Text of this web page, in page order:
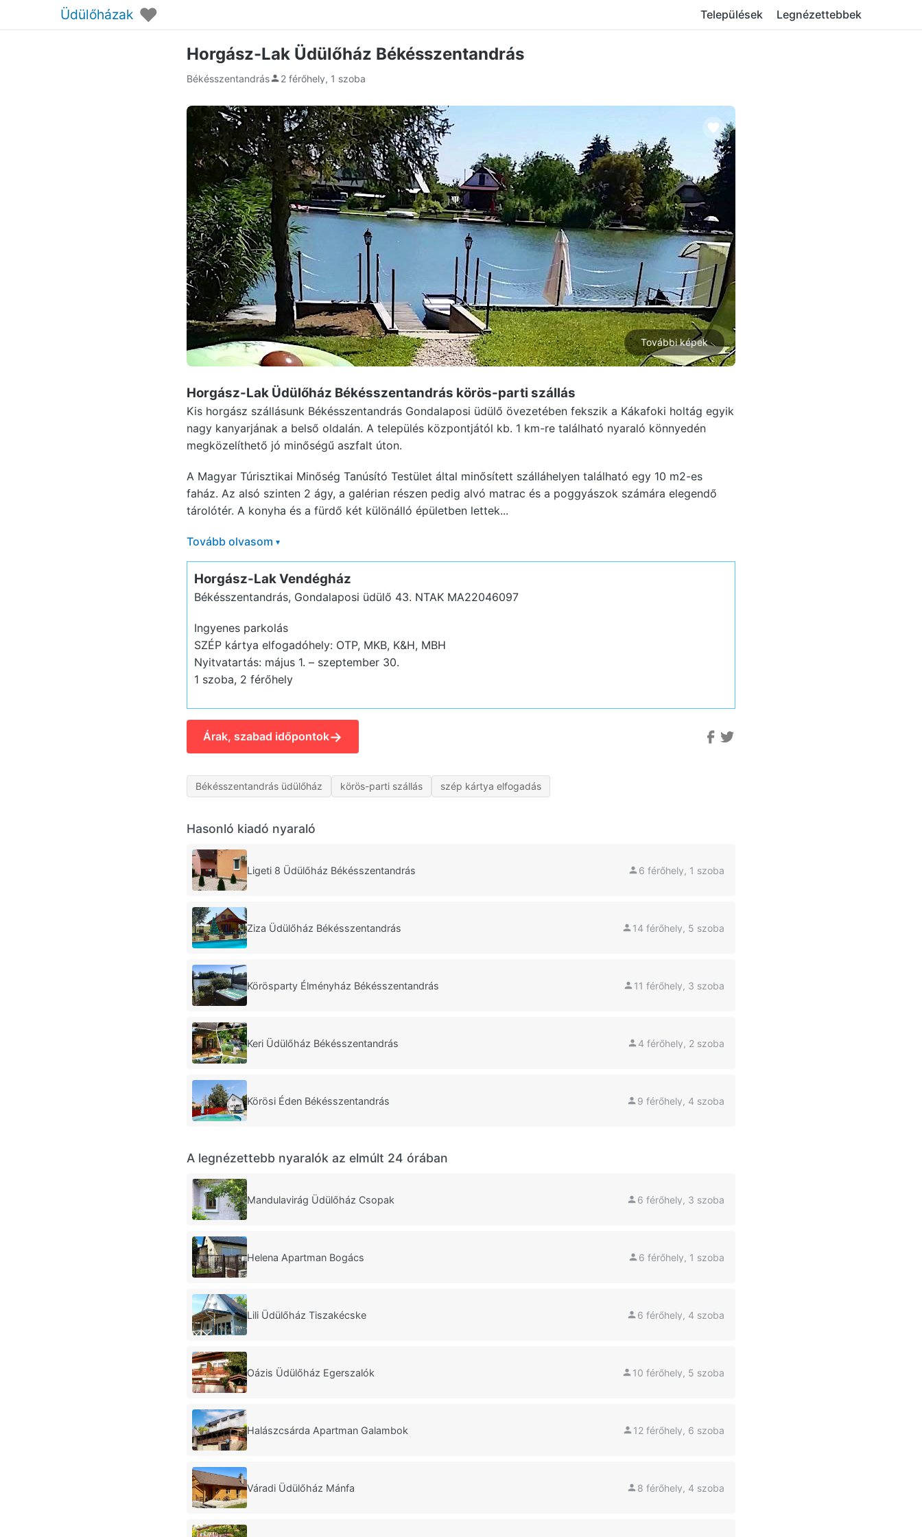
Üdülőházak ♥ Települések Legnézettebbek
Horgász-Lak Üdülőház Békésszentandrás
Békésszentandrás 2 férőhely, 1 szoba
További képek
Horgász-Lak Üdülőház Békésszentandrás körös-parti szállás
Kis horgász szállásunk Békésszentandrás Gondalaposi üdülő övezetében fekszik a Kákafoki holtág egyik
nagy kanyarjának a belső oldalán. A település központjától kb. 1 km-re található nyaraló könnyedén
megközelíthető jó minőségű aszfalt úton.
A Magyar Túrisztikai Minőség Tanúsító Testület által minősített szálláhelyen található egy 10 m2-es
faház. Az alsó szinten 2 ágy, a galérian részen pedig alvó matrac és a poggyászok számára elegendő
tárolótér. A konyha és a fürdő két különálló épületben lettek...
Tovább olvasom ▾
Horgász-Lak Vendégház
Békésszentandrás, Gondalaposi üdülő 43. NTAK MA22046097
Ingyenes parkolás
SZÉP kártya elfogadóhely: OTP, MKB, K&H, MBH
Nyitvatartás: május 1. – szeptember 30.
1 szoba, 2 férőhely
Árak, szabad időpontok→
Békésszentandrás üdülőház körös-parti szállás szép kártya elfogadás
Hasonló kiadó nyaraló
Ligeti 8 Üdülőház Békésszentandrás 6 férőhely, 1 szoba
Ziza Üdülőház Békésszentandrás 14 férőhely, 5 szoba
Körösparty Élményház Békésszentandrás 11 férőhely, 3 szoba
Keri Üdülőház Békésszentandrás 4 férőhely, 2 szoba
Körösi Éden Békésszentandrás 9 férőhely, 4 szoba
A legnézettebb nyaralók az elmúlt 24 órában
Mandulavirág Üdülőház Csopak 6 férőhely, 3 szoba
Helena Apartman Bogács 6 férőhely, 1 szoba
Lili Üdülőház Tiszakécske 6 férőhely, 4 szoba
Oázis Üdülőház Egerszalók 10 férőhely, 5 szoba
Halászcsárda Apartman Galambok 12 férőhely, 6 szoba
Váradi Üdülőház Mánfa 8 férőhely, 4 szoba